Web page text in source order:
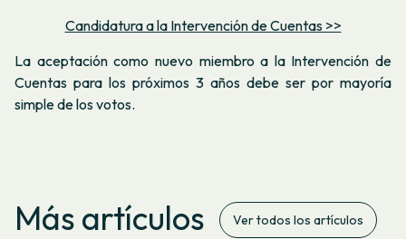
Candidatura a la Intervención de Cuentas >>
La aceptación como nuevo miembro a la Intervención de
Cuentas para los próximos 3 años debe ser por mayoría
simple de los votos.
Más artículos Ver todos los artículos